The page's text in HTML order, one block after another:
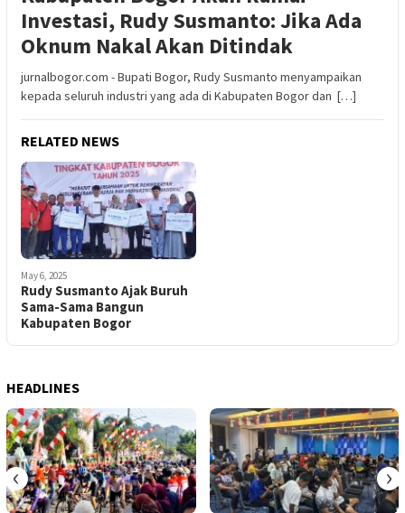
Investasi, Rudy Susmanto: Jika Ada
Oknum Nakal Akan Ditindak
jurnalbogor.com - Bupati Bogor, Rudy Susmanto menyampaikan
kepada seluruh industri yang ada di Kabupaten Bogor dan […]
RELATED NEWS
May 6, 2025
Rudy Susmanto Ajak Buruh
Sama-Sama Bangun
Kabupaten Bogor
HEADLINES
‹ ›